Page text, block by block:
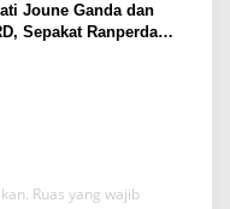
Joune Ganda dan
Sepakat Ranperda
Ruas yang wajib